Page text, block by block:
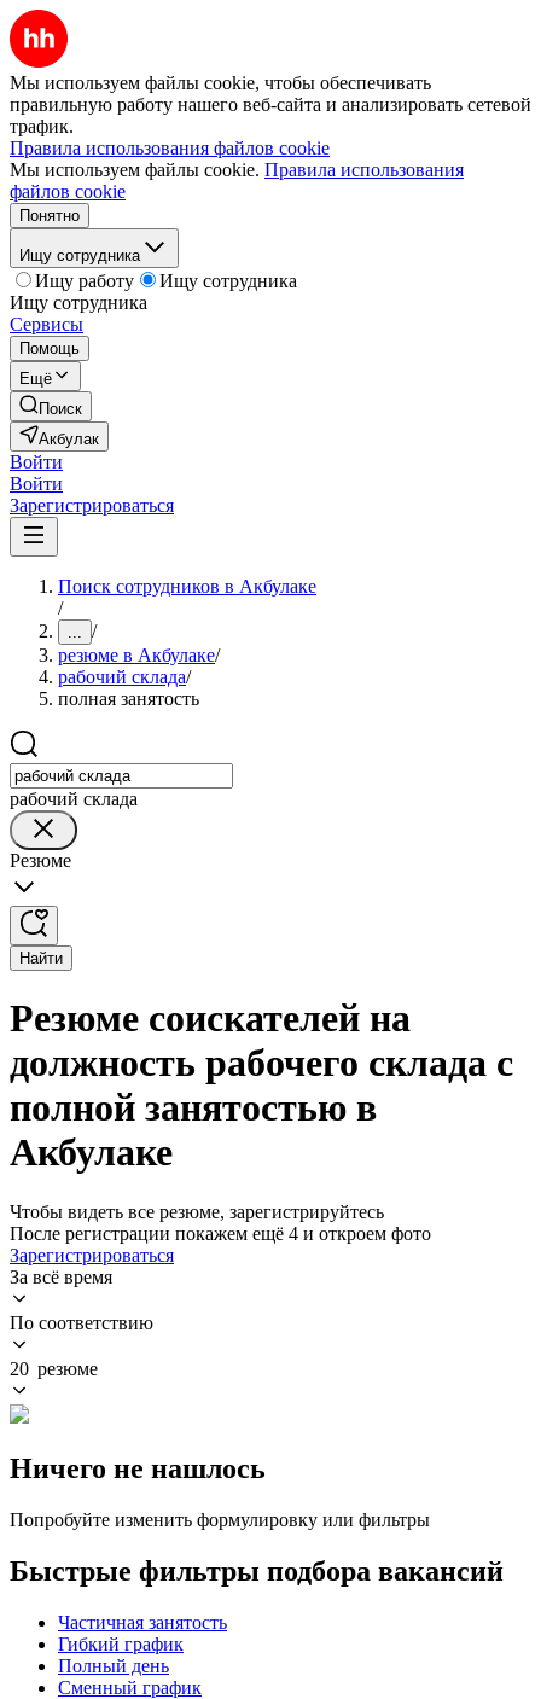
Мы используем файлы cookie, чтобы обеспечивать
правильную работу нашего веб-сайта и анализировать сетевой
трафик.
Правила использования файлов cookie
Мы используем файлы cookie. Правила использования
файлов cookie
Понятно
Ищу сотрудника
Ищу работу
Ищу сотрудника
Ищу сотрудника
Сервисы
Помощь
Ещё
Поиск
Акбулак
Войти
Войти
Зарегистрироваться
Поиск сотрудников в Акбулаке
/
... /
резюме в Акбулаке/
рабочий склада/
полная занятость
рабочий склада
Резюме
Найти
Резюме соискателей на
должность рабочего склада с
полной занятостью в
Акбулаке
Чтобы видеть все резюме, зарегистрируйтесь
После регистрации покажем ещё 4 и откроем фото
Зарегистрироваться
За всё время
По соответствию
20 резюме
Ничего не нашлось
Попробуйте изменить формулировку или фильтры
Быстрые фильтры подбора вакансий
Частичная занятость
Гибкий график
Полный день
Сменный график